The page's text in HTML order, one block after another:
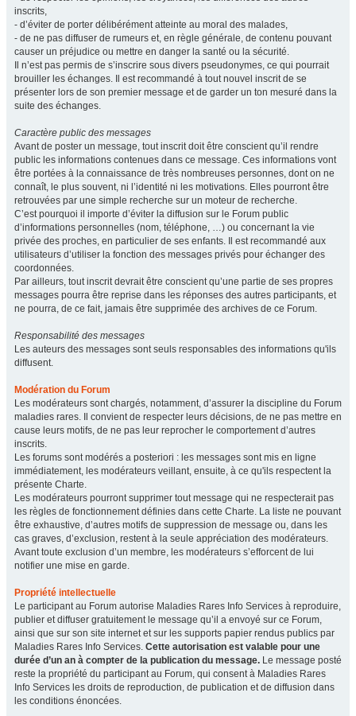
inscrits,
- d’éviter de porter délibérément atteinte au moral des malades,
- de ne pas diffuser de rumeurs et, en règle générale, de contenu pouvant
causer un préjudice ou mettre en danger la santé ou la sécurité.
Il n’est pas permis de s’inscrire sous divers pseudonymes, ce qui pourrait
brouiller les échanges. Il est recommandé à tout nouvel inscrit de se
présenter lors de son premier message et de garder un ton mesuré dans la
suite des échanges.
Caractère public des messages
Avant de poster un message, tout inscrit doit être conscient qu’il rendre
public les informations contenues dans ce message. Ces informations vont
être portées à la connaissance de très nombreuses personnes, dont on ne
connaît, le plus souvent, ni l’identité ni les motivations. Elles pourront être
retrouvées par une simple recherche sur un moteur de recherche.
C’est pourquoi il importe d’éviter la diffusion sur le Forum public
d’informations personnelles (nom, téléphone, …) ou concernant la vie
privée des proches, en particulier de ses enfants. Il est recommandé aux
utilisateurs d’utiliser la fonction des messages privés pour échanger des
coordonnées.
Par ailleurs, tout inscrit devrait être conscient qu’une partie de ses propres
messages pourra être reprise dans les réponses des autres participants, et
ne pourra, de ce fait, jamais être supprimée des archives de ce Forum.
Responsabilité des messages
Les auteurs des messages sont seuls responsables des informations qu'ils
diffusent.
Modération du Forum
Les modérateurs sont chargés, notamment, d’assurer la discipline du Forum
maladies rares. Il convient de respecter leurs décisions, de ne pas mettre en
cause leurs motifs, de ne pas leur reprocher le comportement d’autres
inscrits.
Les forums sont modérés a posteriori : les messages sont mis en ligne
immédiatement, les modérateurs veillant, ensuite, à ce qu'ils respectent la
présente Charte.
Les modérateurs pourront supprimer tout message qui ne respecterait pas
les règles de fonctionnement définies dans cette Charte. La liste ne pouvant
être exhaustive, d’autres motifs de suppression de message ou, dans les
cas graves, d’exclusion, restent à la seule appréciation des modérateurs.
Avant toute exclusion d’un membre, les modérateurs s’efforcent de lui
notifier une mise en garde.
Propriété intellectuelle
Le participant au Forum autorise Maladies Rares Info Services à reproduire,
publier et diffuser gratuitement le message qu’il a envoyé sur ce Forum,
ainsi que sur son site internet et sur les supports papier rendus publics par
Maladies Rares Info Services. Cette autorisation est valable pour une
durée d’un an à compter de la publication du message. Le message posté
reste la propriété du participant au Forum, qui consent à Maladies Rares
Info Services les droits de reproduction, de publication et de diffusion dans
les conditions énoncées.